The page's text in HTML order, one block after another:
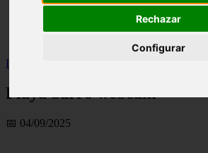
Rechazar
Configurar
Inicio
Playa barro webcam
📅 04/09/2025